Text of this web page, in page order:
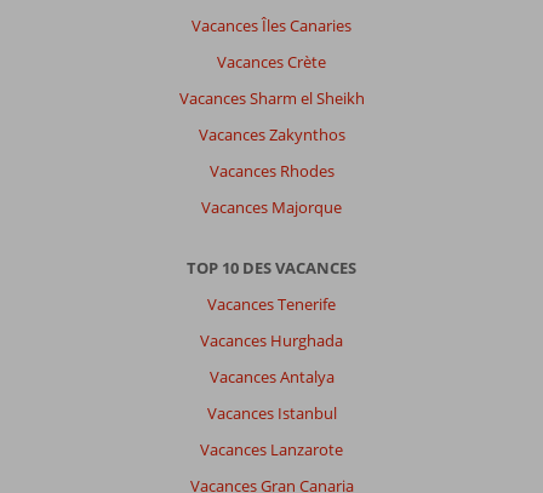
Vacances Îles Canaries
Vacances Crète
Vacances Sharm el Sheikh
Vacances Zakynthos
Vacances Rhodes
Vacances Majorque
TOP 10 DES VACANCES
Vacances Tenerife
Vacances Hurghada
Vacances Antalya
Vacances Istanbul
Vacances Lanzarote
Vacances Gran Canaria